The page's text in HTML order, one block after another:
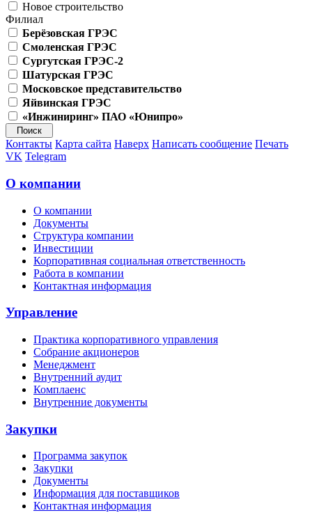
Новое строительство
Филиал
Берёзовская ГРЭС
Смоленская ГРЭС
Сургутская ГРЭС-2
Шатурская ГРЭС
Московское представительство
Яйвинская ГРЭС
«Инжиниринг» ПАО «Юнипро»
Контакты Карта сайта Наверх Написать сообщение Печать
VK Telegram
О компании
О компании
Документы
Структура компании
Инвестиции
Корпоративная социальная ответственность
Работа в компании
Контактная информация
Управление
Практика корпоративного управления
Собрание акционеров
Менеджмент
Внутренний аудит
Комплаенс
Внутренние документы
Закупки
Программа закупок
Закупки
Документы
Информация для поставщиков
Контактная информация